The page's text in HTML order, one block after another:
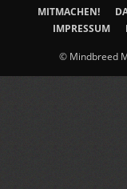
MITMACHEN!
IMPRESSUM
© Mindbreed